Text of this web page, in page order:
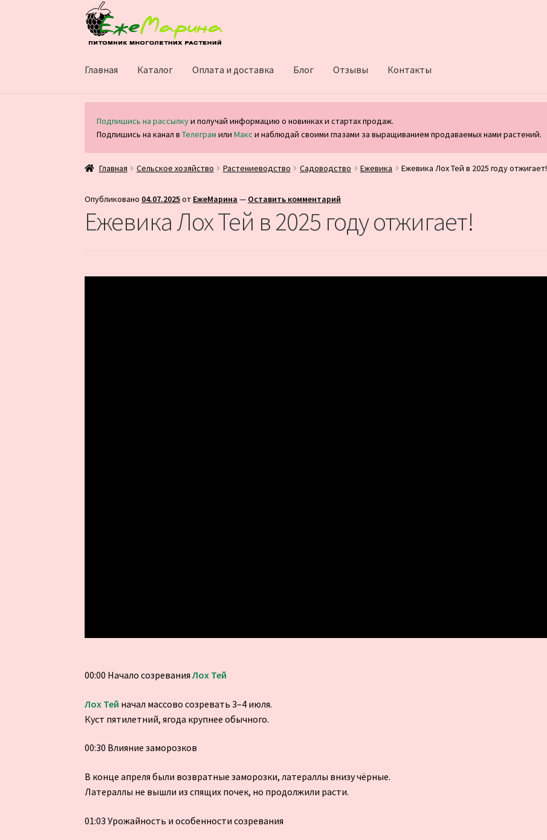
Перейти
к
навигации
Перейти
к
содержимому
Главная Каталог Оплата и доставка Блог Отзывы Контакты
Подпишись на рассылкуи получай информацию о новинках и стартах продаж.
Подпишись на канал вТелеграм илиМакс и наблюдай своими глазами за выращиванием продаваемых нами растений.
Главная Сельское хозяйство Растениеводство Садоводство Ежевика Ежевика Лох Тей в 2025 году отжигает!
Опубликовано 04.07.2025от ЕжеМарина — Оставить комментарий
Ежевика Лох Тей в 2025 году отжигает!
00:00 Начало созреванияЛох Тей
Лох Тей начал массово созревать 3–4 июля.
Куст пятилетний, ягода крупнее обычного.
00:30 Влияние заморозков
В конце апреля были возвратные заморозки, латераллы внизу чёрные.
Латераллы не вышли из спящих почек, но продолжили расти.
01:03 Урожайность и особенности созревания